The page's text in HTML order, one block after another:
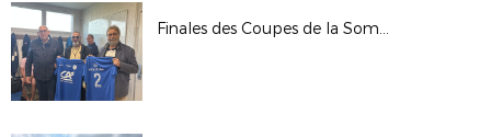
Finales des Coupes de la Somme Seniors 2025